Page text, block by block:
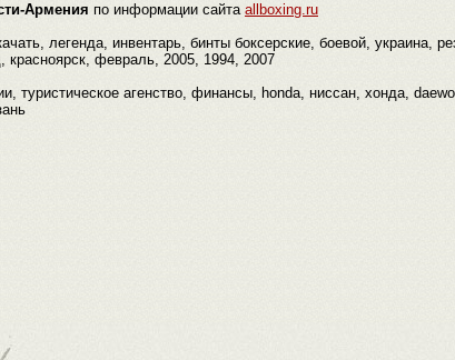
Армения по информации сайта allboxing.ru
легенда, инвентарь, бинты боксерские, боевой, украина,
красноярск, февраль, 2005, 1994, 2007
туристическое агенство, финансы, honda, ниссан, хонда,